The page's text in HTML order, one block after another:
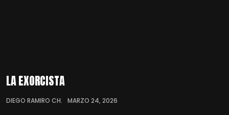
LA EXORCISTA
DIEGO RAMIRO CH. MARZO 24, 2026